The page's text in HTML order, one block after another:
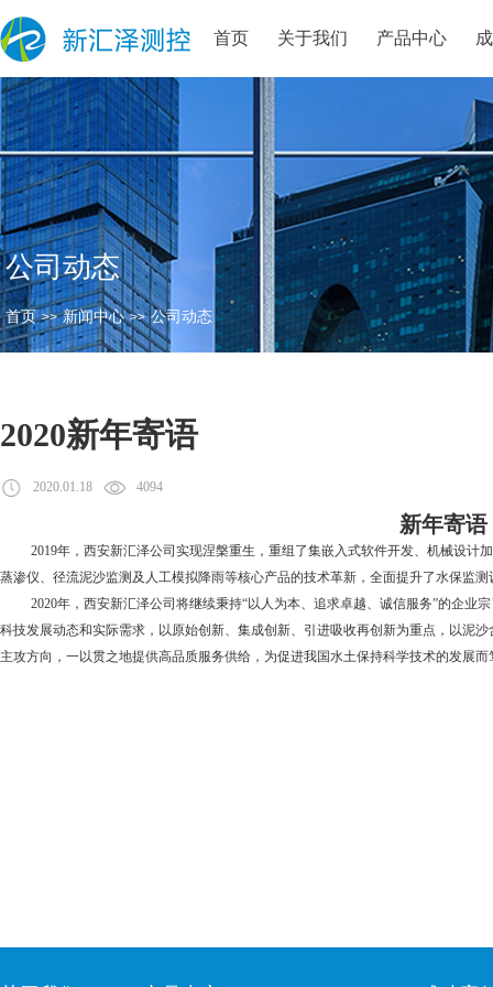
首页 关于我们 产品中心
公司动态
首页 >> 新闻中心 >> 公司动态
2020新年寄语
2020.01.18 4094
新年寄语
2019年，西安新汇泽公司实现涅槃重生，重组了集嵌入式软件开发、机械设计
蒸渗仪、径流泥沙监测及人工模拟降雨等核心产品的技术革新，全面提升了水保监
2020年，西安新汇泽公司将继续秉持“以人为本、追求卓越、诚信服务”的企业
科技发展动态和实际需求，以原始创新、集成创新、引进吸收再创新为重点，以泥
主攻方向，一以贯之地提供高品质服务供给，为促进我国水土保持科学技术的发展而